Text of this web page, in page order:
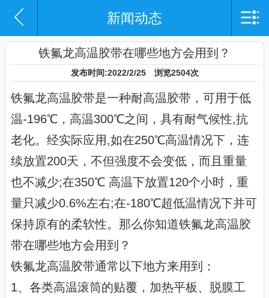
网站导航
网站首页
企业概况
产品中心
新闻动态
产品应用
资质证书
联系我们
新闻动态
铁氟龙高温胶带在哪些地方会用到？
发布时间:2022/2/25 浏览2504次
铁氟龙高温胶带是一种耐高温胶带，可用于低
温-196℃，高温300℃之间，具有耐气候性,抗
老化。经实际应用,如在250℃高温情况下，连
续放置200天，不但强度不会变低，而且重量
也不减少;在350℃ 高温下放置120个小时，重
量只减少0.6%左右;在-180℃超低温情况下并可
保持原有的柔软性。那么你知道铁氟龙高温胶
带在哪些地方会用到？
铁氟龙高温胶带通常以下地方来用到：
1、各类高温滚筒的贴覆，加热平板、脱膜工